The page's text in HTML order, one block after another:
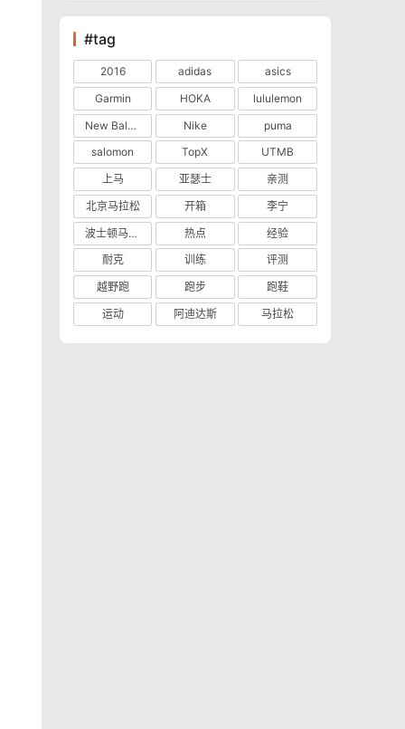
#tag
2016 adidas
asics
Garmin
HOKA
lululemon
New Balance
Nike
puma
salomon
TopX
UTMB
上马
亚瑟士
亲测
北京马拉松
开箱
李宁
波士顿马拉松
热点
经验
耐克
训练
评测
越野跑
跑步
跑鞋
运动
阿迪达斯 马拉松